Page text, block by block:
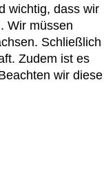
wichtig, dass wir
Wir müssen
Schließlich
Zudem ist es
wir diese